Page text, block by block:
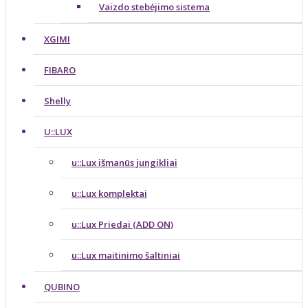
Vaizdo stebėjimo sistema
XGIMI
FIBARO
Shelly
U::LUX
u::Lux išmanūs jungikliai
u::Lux komplektai
u::Lux Priedai (ADD ON)
u::Lux maitinimo šaltiniai
QUBINO